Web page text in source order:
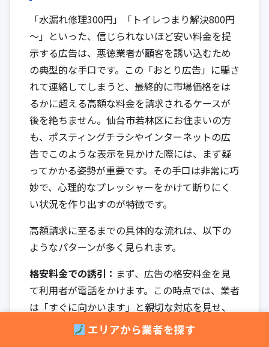
「水漏れ修理300円」「トイレつまり解決800円
～」といった、信じられないほど安い料金を提
示する広告は、悪徳業者が顧客を誘い込むため
の典型的な手口です。この「おとり広告」に騙さ
れて連絡してしまうと、最終的に市場価格をは
るかに超える高額な料金を請求されるケースが
後を絶ちません。仙台市若林区にお住まいの方
も、ポスティングチラシやインターネットの広
告でこのような表示を見かけた際には、まず疑
ってかかる姿勢が重要です。その手口は非常に巧
妙で、心理的なプレッシャーをかけて断りにく
い状況を作り出すのが特徴です。
高額請求に至るまでの具体的な流れは、以下の
ようなパターンが多く見られます。
格安料金での誘引： まず、広告の格安料金を見
て利用者が電話をかけます。この時点では、業者
は「すぐに向かいます」と親切な対応を見せ、
利用者を安心させます。エリアから業者を探す